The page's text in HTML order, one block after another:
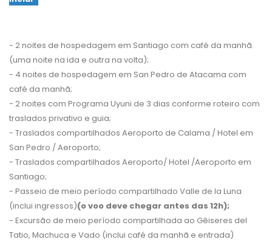
- 2 noites de hospedagem em Santiago com café da manhã.
(uma noite na ida e outra na volta);
- 4 noites de hospedagem em San Pedro de Atacama com
café da manhã;
- 2 noites com Programa Uyuni de 3 dias conforme roteiro com
traslados privativo e guia;
- Traslados compartilhados Aeroporto de Calama / Hotel em
San Pedro / Aeroporto;
- Traslados compartilhados Aeroporto/ Hotel /Aeroporto em
Santiago;
- Passeio de meio período compartilhado Valle de la Luna
(inclui ingressos)(o voo deve chegar antes das 12h);
- Excursão de meio período compartilhada ao Gêiseres del
Tatio, Machuca e Vado (inclui café da manhã e entrada)